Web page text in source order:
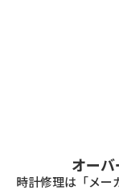
オー
時計修理は「メー